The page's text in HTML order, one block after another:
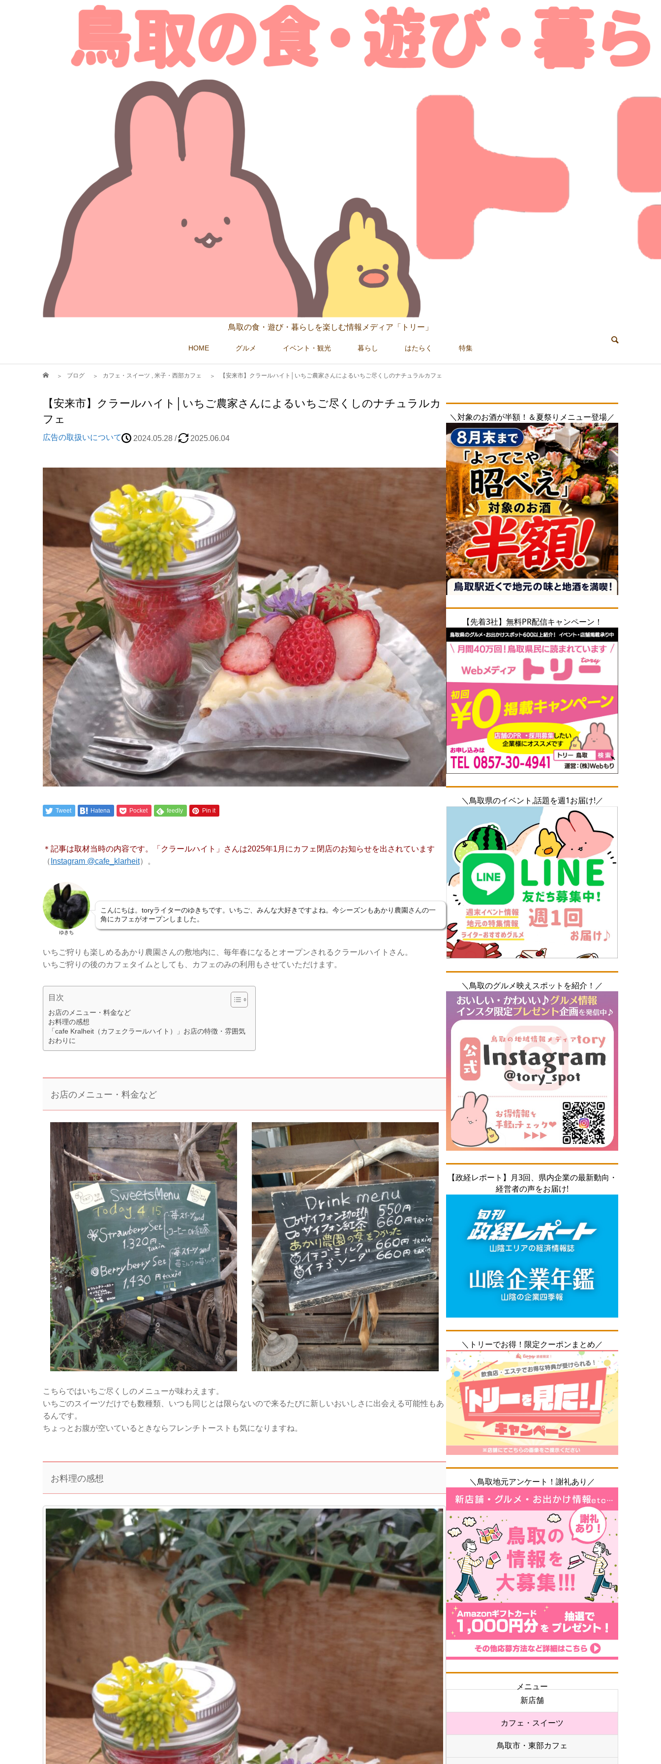
鳥取の食・遊び・暮らしを楽しむ情報メディア「トリー」
HOME グルメ イベント・観光 暮らし はたらく 特集
ブログ カフェ・スイーツ , 米子・西部カフェ 【安来市】クラールハイト│いちご農家さんによるいちご尽くしのナチュラルカフェ
【安来市】クラールハイト│いちご農家さんによるいちご尽くしのナチュラルカ
フェ
広告の取扱いについて 2024.05.28 / 2025.06.04
Tweet Hatena Pocket feedly Pin it
＊記事は取材当時の内容です。「クラールハイト」さんは2025年1月にカフェ閉店のお知らせを出されています
（ Instagram @cafe_klarheit）。
ゆきち
こんにちは。toryライターのゆきちです。いちご、みんな大好きですよね。今シーズンもあかり農園さんの一
角にカフェがオープンしました。
いちご狩りも楽しめるあかり農園さんの敷地内に、毎年春になるとオープンされるクラールハイトさん。
いちご狩りの後のカフェタイムとしても、カフェのみの利用もさせていただけます。
目次
お店のメニュー・料金など
お料理の感想
「cafe Kralheit（カフェクラールハイト）」お店の特徴・雰囲気
おわりに
お店のメニュー・料金など
こちらではいちご尽くしのメニューが味わえます。
いちごのスイーツだけでも数種類、いつも同じとは限らないので来るたびに新しいおいしさに出会える可能性もあ
るんです。
ちょっとお腹が空いているときならフレンチトーストも気になりますね。
お料理の感想
＼対象のお酒が半額！＆夏祭りメニュー登場／
【先着3社】無料PR配信キャンペーン！
＼鳥取県のイベント,話題を週1お届け!／
＼鳥取のグルメ映えスポットを紹介！／
【政経レポート】月3回、県内企業の最新動向・
経営者の声をお届け!
＼トリーでお得！限定クーポンまとめ／
＼鳥取地元アンケート！謝礼あり／
メニュー
新店舗
カフェ・スイーツ
鳥取市・東部カフェ